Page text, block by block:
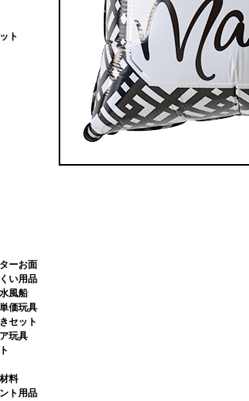
ト
ーお面
い用品
風船
価玩具
セット
玩具
料
ト用品